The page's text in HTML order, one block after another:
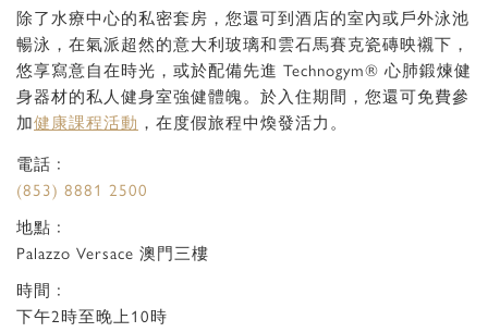
除了水療中心的私密套房，您還可到酒店的室內或戶外泳池
暢泳，在氣派超然的意大利玻璃和雲石馬賽克瓷磚映襯下，
悠享寫意自在時光，或於配備先進 Technogym® 心肺鍛煉健
身器材的私人健身室強健體魄。於入住期間，您還可免費參
加健康課程活動 ，在度假旅程中煥發活力。
電話﹕
(853) 8881 2500
地點﹕
Palazzo Versace 澳門三樓
時間﹕
下午2時至晚上10時